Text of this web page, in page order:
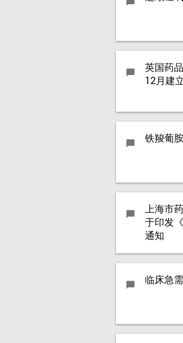
chat_bubble
英国药
12月建
chat_bubble 铁羧葡
chat_bubble
上海市
于印发
通知
chat_bubble 临床急